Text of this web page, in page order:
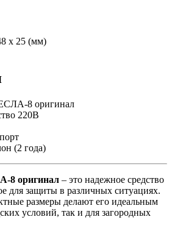
х 25 (мм)
8 оригинал
220В
(2 года)
8 оригинал – это надежное средство
для защиты в различных ситуациях.
размеры делают его идеальным
условий, так и для загородных